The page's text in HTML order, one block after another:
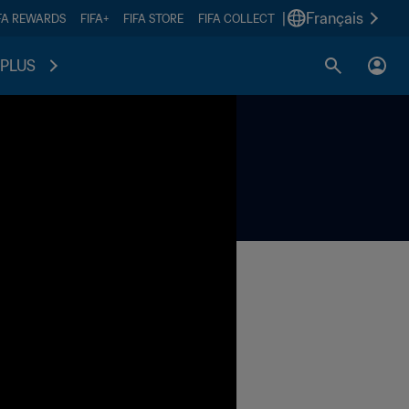
REWARDS FIFA+ FIFA STORE FIFA COLLECT Français
PLUS